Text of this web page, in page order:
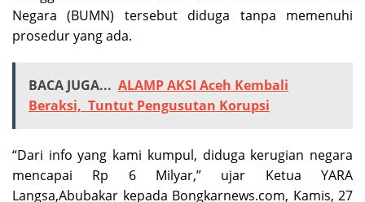
BACA JUGA... ALAMP AKSI Aceh Kembali
Beraksi, Tuntut Pengusutan Korupsi
mencapai Rp 6 Milyar,” ujar Ketua YARA
Langsa,Abubakar kepada Bongkarnews.com, Kamis, 27
Oktober 2016.
Usai penggrebekan oleh aparat penegak hukum itu,
pimpinan dan sejumlah petinggi di perusahaan